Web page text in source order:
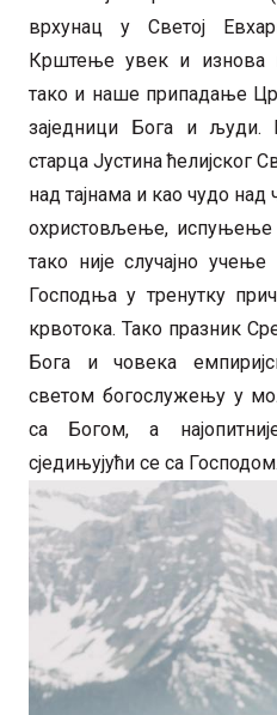
врхунац у Светој
Крштење увек и изнова
тако и наше припадање
заједници Бога и људи.
старца Јустина ћелијског
над тајнама и као чудо
охристовљење, испуњење
тако није случајно
Господња у тренутку
крвотока. Тако празник
Бога и човека
светом богослужењу у
са Богом, а
сједињујући се са Господом.